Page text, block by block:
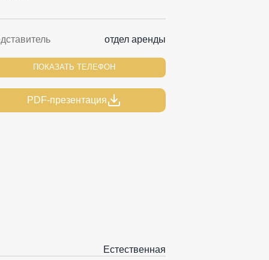
отдел аренды
ПОКАЗАТЬ ТЕЛЕФОН
PDF-презентация
Естественная